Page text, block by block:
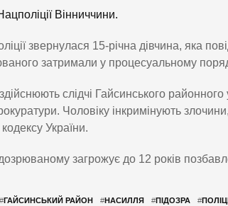
Вінниччини.
звернулася 15-річна дівчина, яка
затримали у процесуальному
слідчі Гайсинського районного
Чоловіку інкримінують
України.
загрожує до 12 років
#ГАЙСИНСЬКИЙ РАЙОН #НАСИЛЛЯ #ПІДОЗРА #